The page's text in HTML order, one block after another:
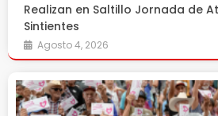
Realizan en Saltillo Jornada de
Sintientes
Agosto 4, 2026